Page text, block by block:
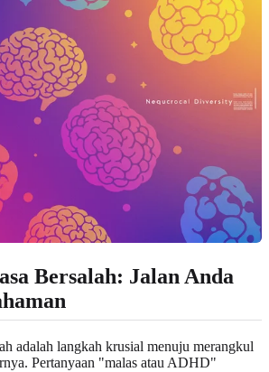
Bersalah: Jalan Anda
adalah langkah krusial menuju merangkul
Pertanyaan "malas atau ADHD"